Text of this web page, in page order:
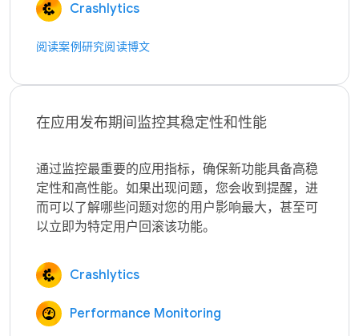
Crashlytics
阅读案例研究阅读博文
在应用发布期间监控其稳定性和性能
通过监控最重要的应用指标，确保新功能具备高稳
定性和高性能。如果出现问题，您会收到提醒，进
而可以了解哪些问题对您的用户影响最大，甚至可
Crashlytics
Performance Monitoring